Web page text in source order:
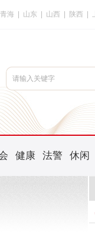
青海 山东 山西 陕西
健康 法警 休闲